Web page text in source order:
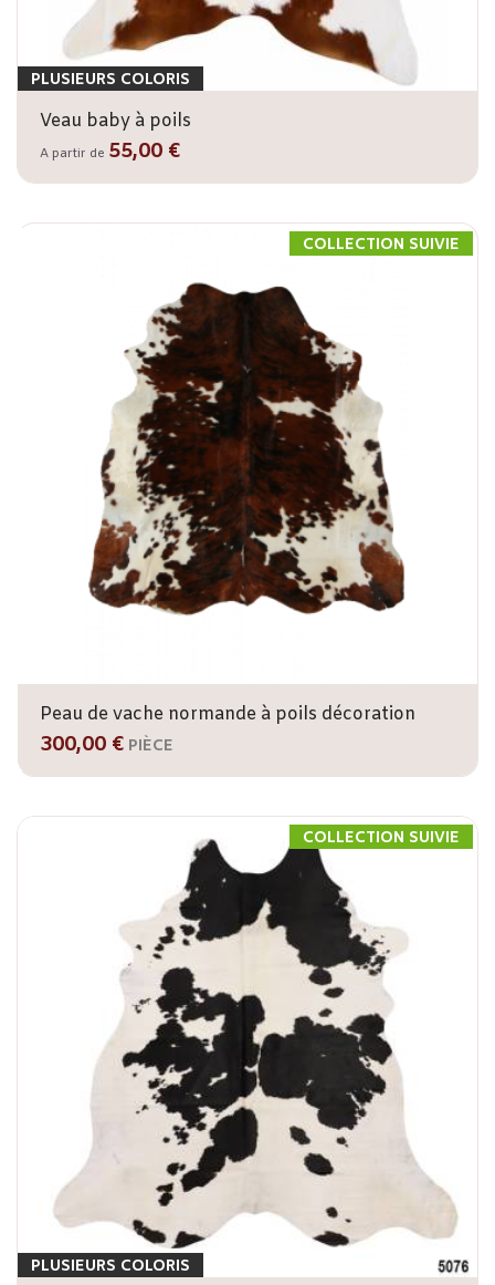
PLUSIEURS COLORIS
Veau baby à poils
A partir de 55,00 €
COLLECTION SUIVIE
Peau de vache normande à poils décoration
300,00 € PIÈCE
PLUSIEURS COLORIS
COLLECTION SUIVIE